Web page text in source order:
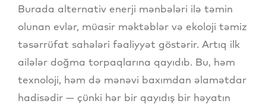
Burada alternativ enerji mənbələri ilə təmin
olunan evlər, müasir məktəblər və ekoloji təmiz
təsərrüfat sahələri fəaliyyət göstərir. Artıq ilk
ailələr doğma torpaqlarına qayıdıb. Bu, həm
texnoloji, həm də mənəvi baxımdan əlamətdar
hadisədir — çünki hər bir qayıdış bir həyatın